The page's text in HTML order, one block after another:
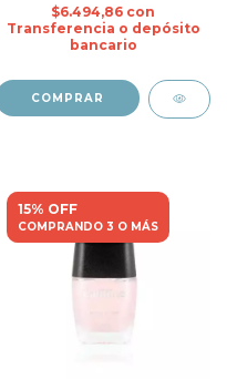
$6.494,86 con
Transferencia o depósito
bancario
15% OFF
COMPRANDO 3 O MÁS